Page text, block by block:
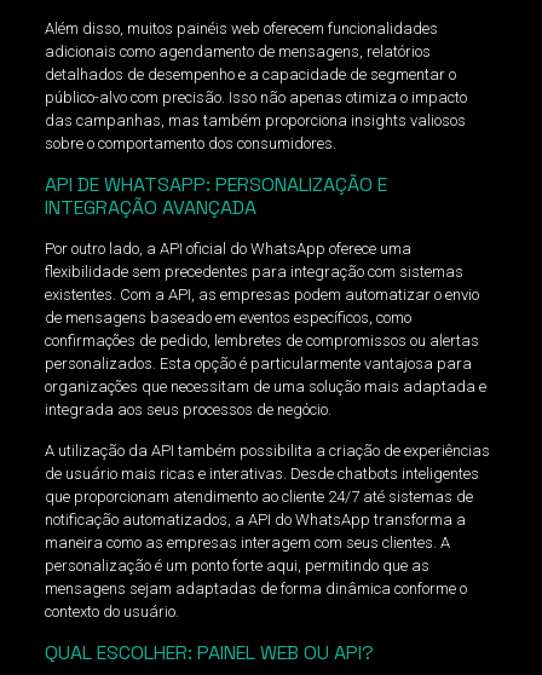
Além disso, muitos painéis web oferecem funcionalidades
adicionais como agendamento de mensagens, relatórios
detalhados de desempenho e a capacidade de segmentar o
público-alvo com precisão. Isso não apenas otimiza o impacto
das campanhas, mas também proporciona insights valiosos
sobre o comportamento dos consumidores.
API DE WHATSAPP: PERSONALIZAÇÃO E
INTEGRAÇÃO AVANÇADA
Por outro lado, a API oficial do WhatsApp oferece uma
flexibilidade sem precedentes para integração com sistemas
existentes. Com a API, as empresas podem automatizar o envio
de mensagens baseado em eventos específicos, como
confirmações de pedido, lembretes de compromissos ou alertas
personalizados. Esta opção é particularmente vantajosa para
organizações que necessitam de uma solução mais adaptada e
integrada aos seus processos de negócio.
A utilização da API também possibilita a criação de experiências
de usuário mais ricas e interativas. Desde chatbots inteligentes
que proporcionam atendimento ao cliente 24/7 até sistemas de
notificação automatizados, a API do WhatsApp transforma a
maneira como as empresas interagem com seus clientes. A
personalização é um ponto forte aqui, permitindo que as
mensagens sejam adaptadas de forma dinâmica conforme o
contexto do usuário.
QUAL ESCOLHER: PAINEL WEB OU API?